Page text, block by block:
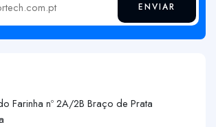
ENVIAR
Farinha nº 2A/2B Braço de Prata